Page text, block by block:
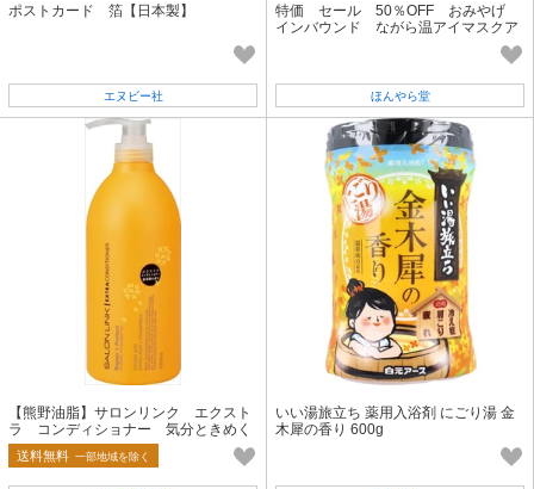
ポストカード 箔【日本製】
エヌビー社
特価 セール 50％OFF おみやげ
インバウンド ながら温アイマスクア
ほんやら堂
【熊野油脂】サロンリンク エクスト
ラ コンディショナー 気分ときめく
華やかな金木犀の香り
送料無料 一部地域を除く
いい湯旅立ち 薬用入浴剤 にごり湯 金
木犀の香り 600g